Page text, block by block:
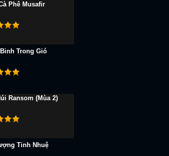
Phê Musafir
Trong Gió
Ransom (Mùa 2)
Tinh Nhuệ